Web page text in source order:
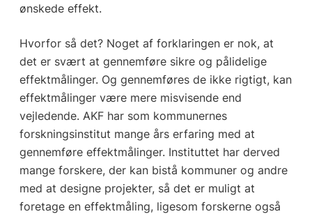
ønskede effekt.
Hvorfor så det? Noget af forklaringen er nok, at
det er svært at gennemføre sikre og pålidelige
effektmålinger. Og gennemføres de ikke rigtigt, kan
effektmålinger være mere misvisende end
vejledende. AKF har som kommunernes
forskningsinstitut mange års erfaring med at
gennemføre effektmålinger. Instituttet har derved
mange forskere, der kan bistå kommuner og andre
med at designe projekter, så det er muligt at
foretage en effektmåling, ligesom forskerne også